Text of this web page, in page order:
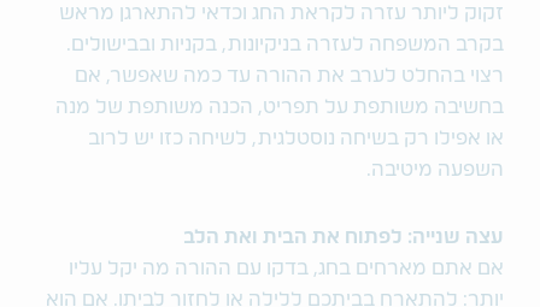
זקוק ליותר עזרה לקראת החג וכדאי להתארגן מראש
בקרב המשפחה לעזרה בניקיונות, בקניות ובבישולים.
רצוי בהחלט לערב את ההורה עד כמה שאפשר, אם
בחשיבה משותפת על תפריט, הכנה משותפת של מנה
או אפילו רק בשיחה נוסטלגית, לשיחה כזו יש לרוב
השפעה מיטיבה.
עצה שנייה: לפתוח את הבית ואת הלב
אם אתם מארחים בחג, בדקו עם ההורה מה יקל עליו
יותר: להתארח בביתכם ללילה או לחזור לביתו. אם הוא